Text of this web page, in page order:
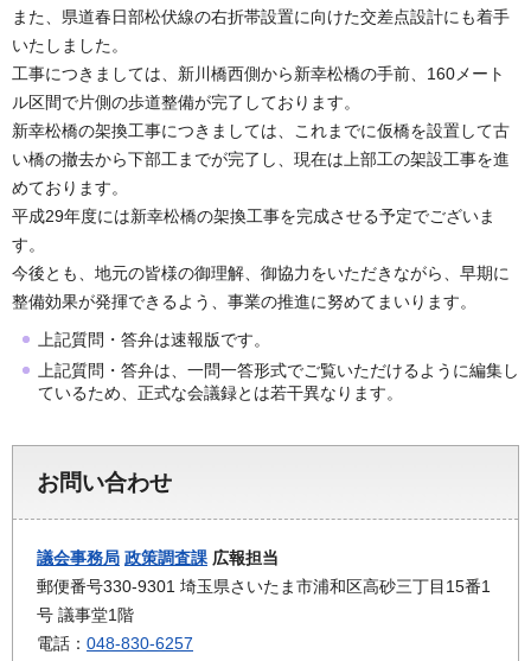
また、県道春日部松伏線の右折帯設置に向けた交差点設計にも着手
いたしました。
工事につきましては、新川橋西側から新幸松橋の手前、160メート
ル区間で片側の歩道整備が完了しております。
新幸松橋の架換工事につきましては、これまでに仮橋を設置して古
い橋の撤去から下部工までが完了し、現在は上部工の架設工事を進
めております。
平成29年度には新幸松橋の架換工事を完成させる予定でございま
す。
今後とも、地元の皆様の御理解、御協力をいただきながら、早期に
整備効果が発揮できるよう、事業の推進に努めてまいります。
上記質問・答弁は速報版です。
上記質問・答弁は、一問一答形式でご覧いただけるように編集し
ているため、正式な会議録とは若干異なります。
お問い合わせ
議会事務局 政策調査課 広報担当
郵便番号330-9301 埼玉県さいたま市浦和区高砂三丁目15番1
号 議事堂1階
電話： 048-830-6257